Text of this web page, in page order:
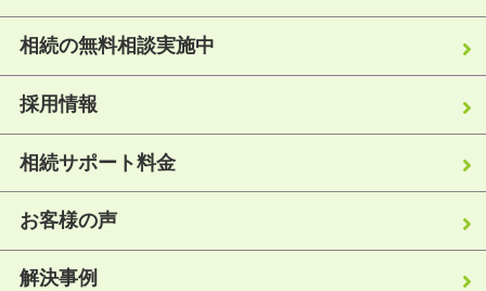
相続の無料相談実施中
採用情報
相続サポート料金
お客様の声
解決事例